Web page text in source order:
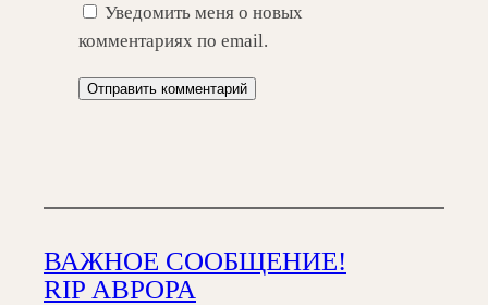
Уведомить меня о новых
комментариях по email.
ВАЖНОЕ СООБЩЕНИЕ!
RIP АВРОРА